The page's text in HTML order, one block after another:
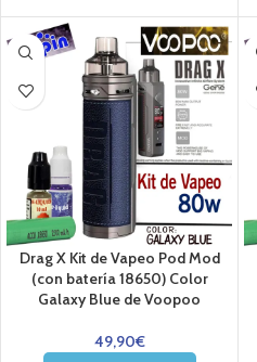
Drag X Kit de Vapeo Pod Mod
(con batería 18650) Color
Galaxy Blue de Voopoo
49,90€